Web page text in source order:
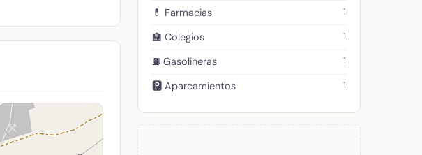
💊 Farmacias 1
🏫 Colegios 1
⛽ Gasolineras 1
🅿️ Aparcamientos 1